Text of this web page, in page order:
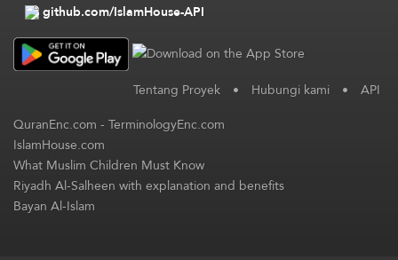
github.com/IslamHouse-API
Tentang Proyek • Hubungi kami • API
QuranEnc.com-TerminologyEnc.com
IslamHouse.com
What Muslim Children Must Know
Riyadh Al-Salheen with explanation and benefits
Bayan Al-Islam